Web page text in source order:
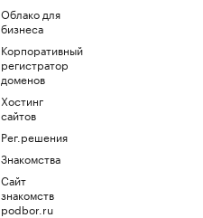
Облако для
бизнеса
Корпоративный
регистратор
доменов
Хостинг
сайтов
Рег.решения
Знакомства
Сайт
знакомств
podbor.ru